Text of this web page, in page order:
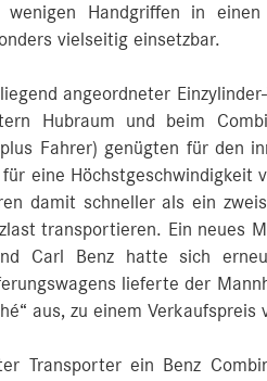
Handgriffen in einen
vielseitig einsetzbar.
angeordneter
Hubraum und beim
Fahrer) genügten für den
eine
damit schneller als ein
transportieren. Ein neues
Carl Benz hatte sich
lieferte der
aus, zu einem
Transporter ein Benz